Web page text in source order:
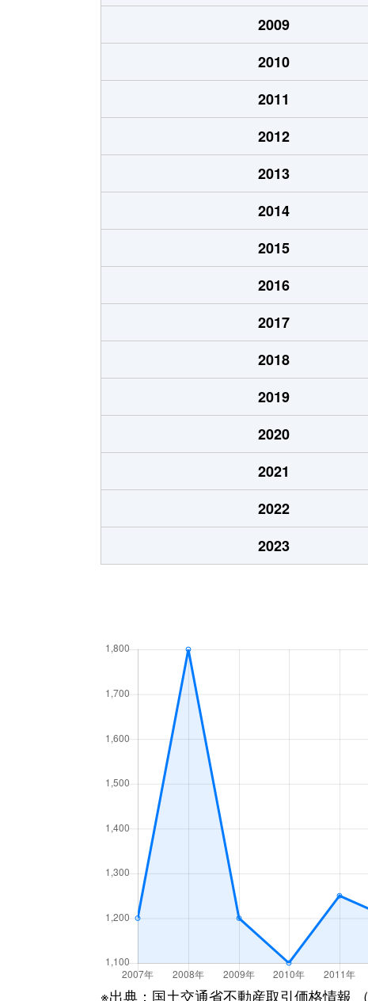
白銀町
1,400万円 沼津
新宿町
990万円 沼津
杉崎町
950万円 沼津
杉崎町
650万円 沼津
2,900万円
3,200万円
380万円
1,800万円
3,000万円
2,400万円
2,200万円
830万円
800万円
1,300万円
2009
2010
2011
2012
2013
2014
2015
2016
2017
2018
2019
2020
2021
2022
2023
※出典：国土交通省不動産取引価格情報 （